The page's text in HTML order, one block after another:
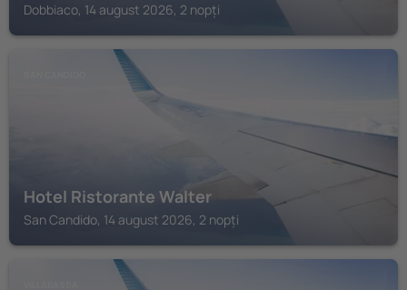
Dobbiaco, 14 august 2026, 2 nopți
Hotel Ristorante Walter
San Candido, 14 august 2026, 2 nopți